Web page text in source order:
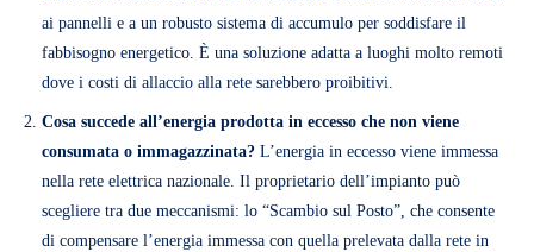
ai pannelli e a un robusto sistema di accumulo per soddisfare il
fabbisogno energetico. È una soluzione adatta a luoghi molto remoti
dove i costi di allaccio alla rete sarebbero proibitivi.
Cosa succede all’energia prodotta in eccesso che non viene
consumata o immagazzinata? L’energia in eccesso viene immessa
nella rete elettrica nazionale. Il proprietario dell’impianto può
scegliere tra due meccanismi: lo “Scambio sul Posto”, che consente
di compensare l’energia immessa con quella prelevata dalla rete in